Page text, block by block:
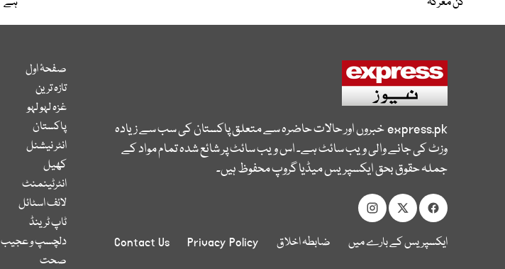
express.pkخبروں اور حالات حاضرہ سے متعلق پاکستان کی سب سے زیادہ
وزٹ کی جانے والی ویب سائٹ ہے۔ اس ویب سائٹ پر شائع شدہ تمام مواد کے
جملہ حقوق بحق ایکسپریس میڈیا گروپ محفوظ ہیں۔
ایکسپریس کے بارے میں ضابطہ اخلاق Privacy Policy
Contact Us
صفحۂ اول
تازہ ترین
غزہ لہو لہو
پاکستان
انٹر نیشنل
کھیل
انٹرٹینمنٹ
لائف اسٹائل
ٹاپ ٹرینڈ
دلچسپ و عجیب
صحت